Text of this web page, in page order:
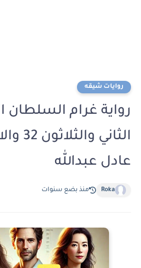
روايات شيقه
رواية غرام
الثاني
عادل عبدالله
Roka منذ بضع سنوات